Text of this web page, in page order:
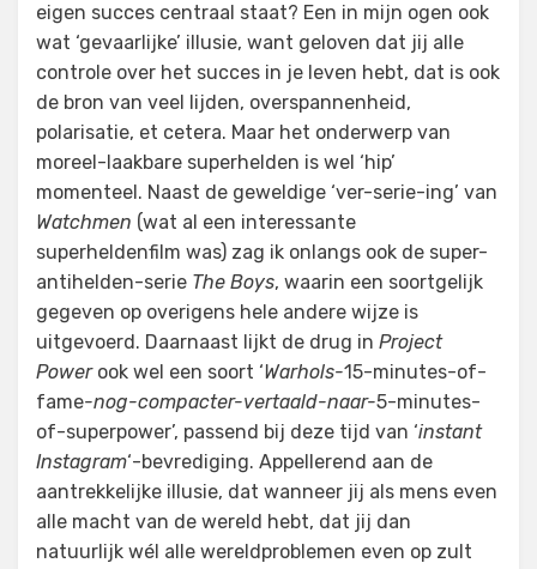
eigen succes centraal staat? Een in mijn ogen ook
wat ‘gevaarlijke’ illusie, want geloven dat jij alle
controle over het succes in je leven hebt, dat is ook
de bron van veel lijden, overspannenheid,
polarisatie, et cetera. Maar het onderwerp van
moreel-laakbare superhelden is wel ‘hip’
momenteel. Naast de geweldige ‘ver-serie-ing’ van
Watchmen (wat al een interessante
superheldenfilm was) zag ik onlangs ook de super-
antihelden-serie The Boys, waarin een soortgelijk
gegeven op overigens hele andere wijze is
uitgevoerd. Daarnaast lijkt de drug in Project
Powerook wel een soort ‘Warhols-15-minutes-of-
fame-nog-compacter-vertaald-naar-5-minutes-
of-superpower’, passend bij deze tijd van ‘instant
Instagram‘-bevrediging. Appellerend aan de
aantrekkelijke illusie, dat wanneer jij als mens even
alle macht van de wereld hebt, dat jij dan
natuurlijk wél alle wereldproblemen even op zult